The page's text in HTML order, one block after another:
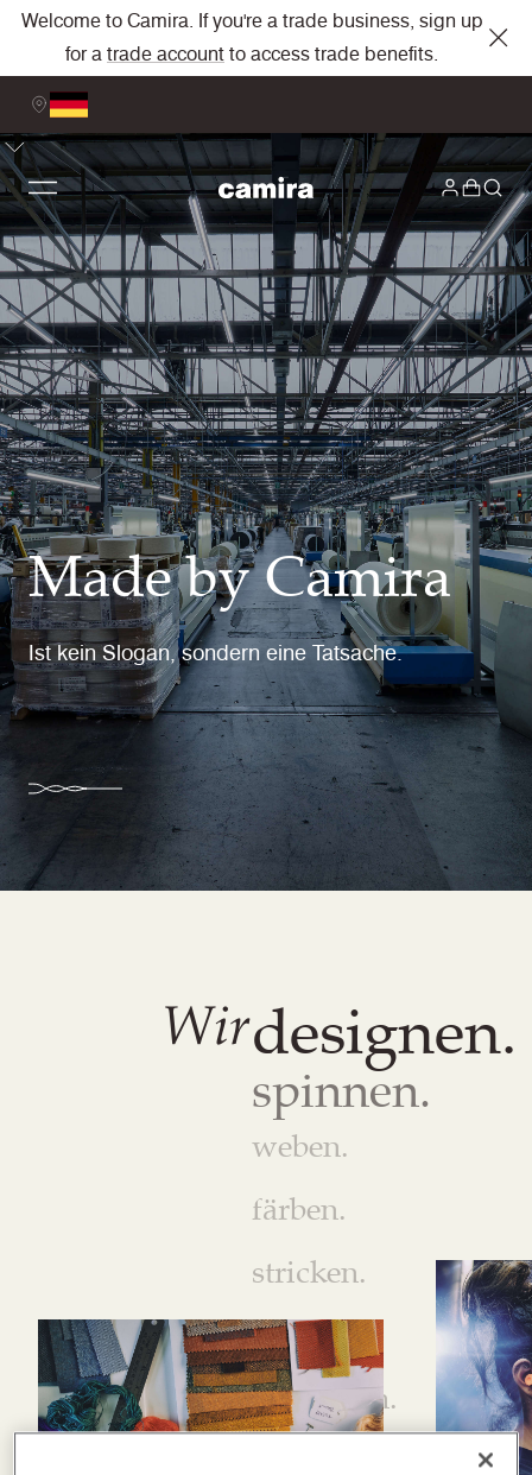
Welcome to Camira. If you're a trade business, sign up
for a trade account to access trade benefits.
Made by Camira
Ist kein Slogan, sondern eine Tatsache.
Wirdesignen.
spinnen.
weben.
färben.
stricken.
veredeln.
schneiden.